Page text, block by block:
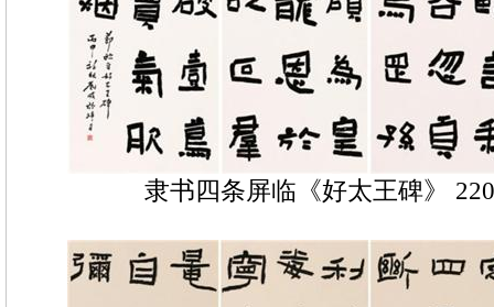
隶书四条屏临《好太王碑》